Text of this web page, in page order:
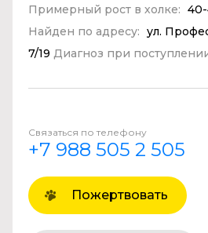
Примерный рост в холке:
Найден по адресу: ул.
7/19 Диагноз при
Связаться по телефону
+7 988 505 2 505
Пожертвовать